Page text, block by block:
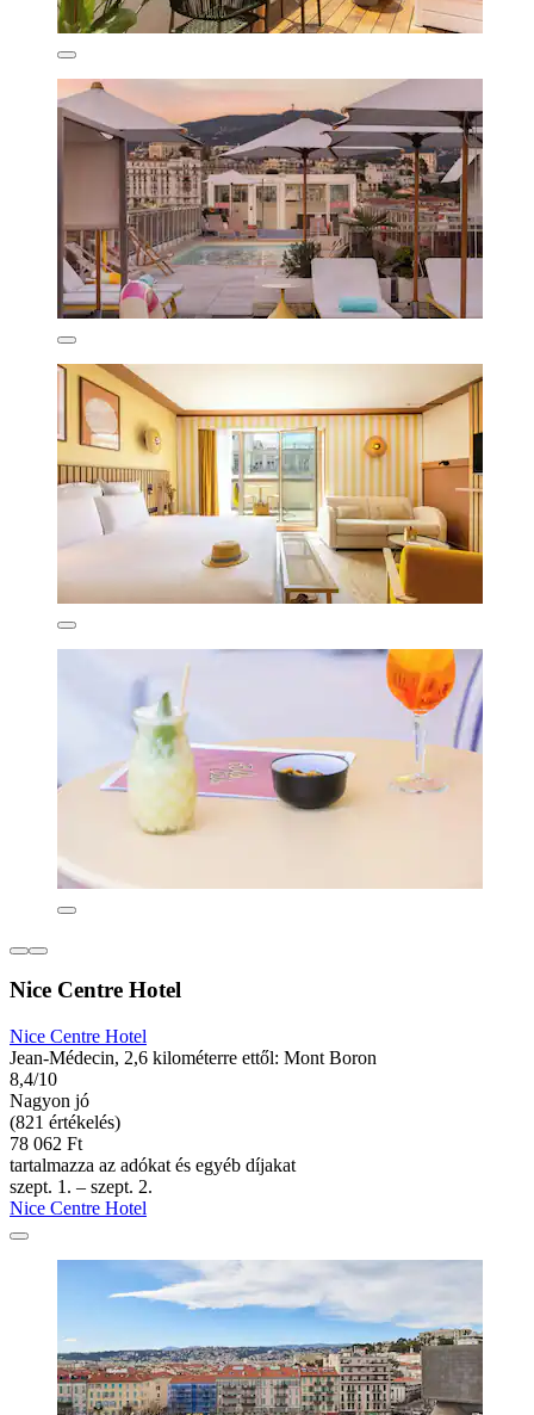
Nice Centre Hotel
Nice Centre Hotel
Jean-Médecin, 2,6 kilométerre ettől: Mont Boron
8,4/10
Nagyon jó
(821 értékelés)
78 062 Ft
tartalmazza az adókat és egyéb díjakat
szept. 1. – szept. 2.
Nice Centre Hotel